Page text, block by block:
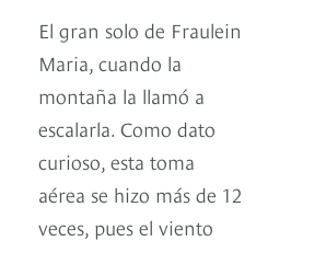
El gran solo de Fraulein
Maria, cuando la
montaña la llamó a
escalarla. Como dato
curioso, esta toma
aérea se hizo más de 12
veces, pues el viento